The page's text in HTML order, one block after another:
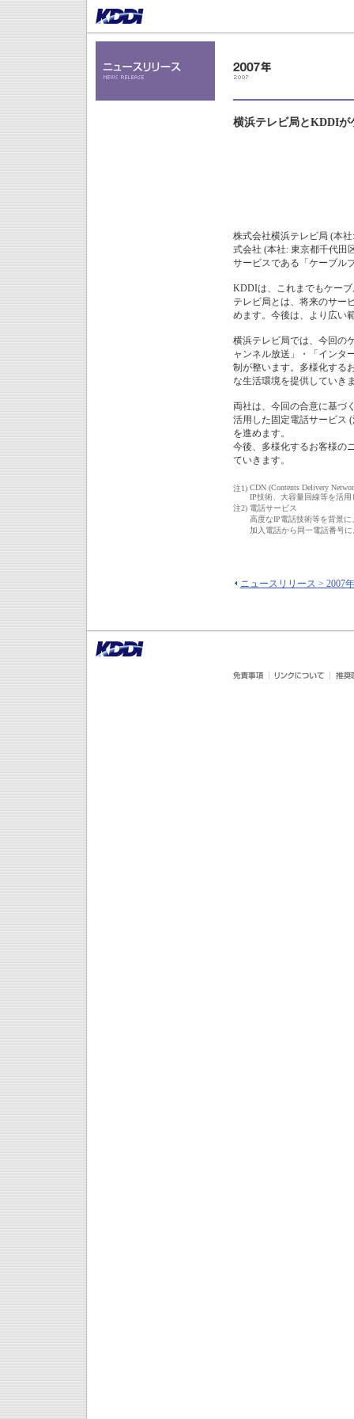
横浜テレビ局とKDDIが
株式会社横浜テレビ局 (本
式会社 (本社: 東京都千代田
サービスである「ケーブル
KDDIは、これまでもケー
テレビ局とは、将来のサー
めます。今後は、より広い
横浜テレビ局では、今回の
ャンネル放送」・「インタ
制が整います。多様化する
な生活環境を提供していき
両社は、今回の合意に基づ
活用した固定電話サービス
を進めます。
今後、多様化するお客様の
ていきます。
注1) CDN (Contents Delivery
IP技術、大容量回線等を活
注2) 電話サービス
高度なIP電話技術等を背景
加入電話から同一電話番号
ニュースリリース > 2007年